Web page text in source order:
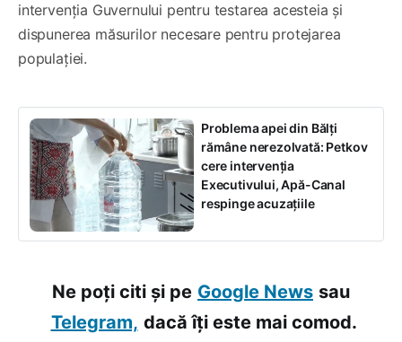
intervenția Guvernului pentru testarea acesteia și
dispunerea măsurilor necesare pentru protejarea
populației.
Problema apei din Bălți
rămâne nerezolvată: Petkov
cere intervenția
Executivului, Apă-Canal
respinge acuzațiile
Ne poți citi și pe Google News sau
Telegram, dacă îți este mai comod.